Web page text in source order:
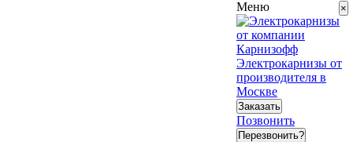
Меню
Электрокарнизы от
производителя в
Москве
Заказать
Позвонить
Перезвонить?
×